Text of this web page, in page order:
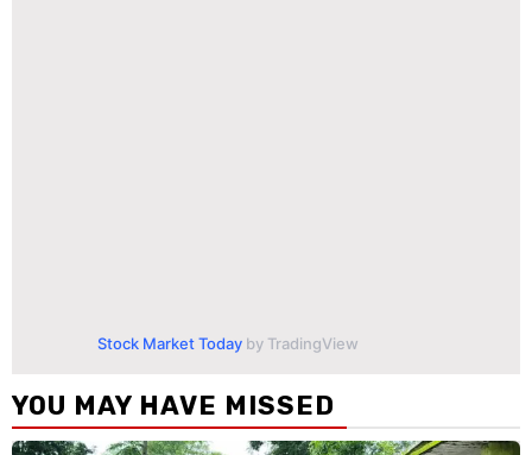
Stock Market Today by TradingView
YOU MAY HAVE MISSED